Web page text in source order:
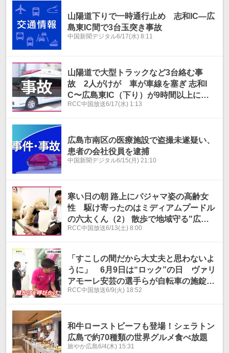
山陽道下りで一時通行止め 志和IC―広
島東IC間で3台玉突き事故
中国新聞デジタル6/17(水) 8:11
山陽道で大型トラックなど3台絡む事
故 2人がけが 車が車線を塞ぎ 志和I
C〜広島東IC（下り）が9時間以上にわ
たり通行止め 17日午後8時ごろに解
RCC中国放送6/17(水) 1:13
広島市南区の医療施設で盗撮未遂疑い、
患者の会社役員を逮捕
中国新聞デジタル6/15(月) 21:10
寒い日の朝 路上にパジャマ姿の高齢女
性 駆け寄ったのはミディアムプードル
の六太くん（2） 散歩で地域守る"広島
ワンパト隊" 行方不明女性を救った隊員
RCC中国放送6/13(土) 8:00
「すこしの間だから大丈夫と思わないよ
うに」 6月9日は“ロック”の日 ヴァリ
アモーレ安芸の選手らが自転車の施錠を
呼びかけ 広島
RCC中国放送6/9(火) 18:52
和牛ローストビーフも登場！シェラトン
広島で約70種類の世界グルメ食べ放題
旅やか広島6/4(木) 15:31